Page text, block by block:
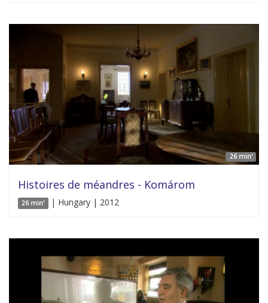
26 min'
Histoires de méandres - Komárom
26 min' | Hungary | 2012